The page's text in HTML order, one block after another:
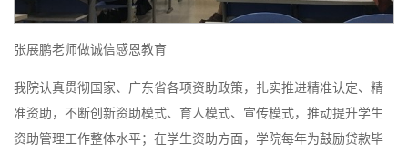
张展鹏老师做诚信感恩教育
我院认真贯彻国家、广东省各项资助政策，扎实推进精准认定、精
准资助，不断创新资助模式、育人模式、宣传模式，推动提升学生
资助管理工作整体水平；在学生资助方面，学院每年为鼓励贷款毕